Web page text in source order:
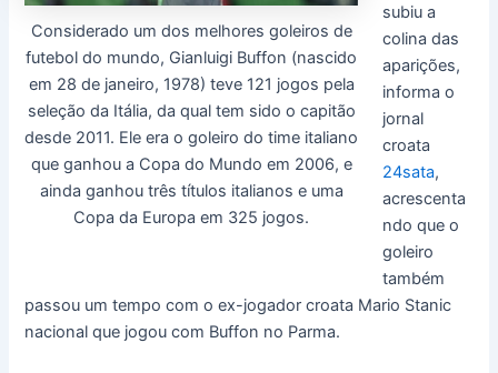
Considerado um dos melhores goleiros de
futebol do mundo, Gianluigi Buffon (nascido
em 28 de janeiro, 1978) teve 121 jogos pela
seleção da Itália, da qual tem sido o capitão
desde 2011. Ele era o goleiro do time italiano
que ganhou a Copa do Mundo em 2006, e
ainda ganhou três títulos italianos e uma
Copa da Europa em 325 jogos.
subiu a
colina das
aparições,
informa o
jornal
croata
24sata,
acrescenta
ndo que o
goleiro
também
passou um tempo com o ex-jogador croata Mario Stanic
nacional que jogou com Buffon no Parma.